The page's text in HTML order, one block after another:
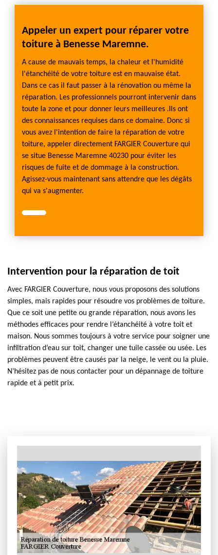
Appeler un expert pour réparer votre
toiture à Benesse Maremne.
A cause de mauvais temps, la chaleur et l'humidité
l'étanchéité de votre toiture est en mauvaise état.
Dans ce cas il faut passer à la rénovation ou même la
réparation. Les professionnels pourront intervenir dans
toute la zone et pour donner leurs meilleures .Ils ont
des connaissances requises dans ce domaine. Donc si
vous avez l'intention de faire la réparation de votre
toiture, appeler directement FARGIER Couverture qui
se situe Benesse Maremne 40230 pour éviter les
risques de fuite et de dommage à la construction.
Agissez-vous maintenant sans attendre que les dégâts
qui va s'augmenter.
Intervention pour la réparation de toit
Avec FARGIER Couverture, nous vous proposons des solutions
simples, mais rapides pour résoudre vos problèmes de toiture.
Que ce soit une petite ou grande réparation, nous avons les
méthodes efficaces pour rendre l’étanchéité à votre toit et
maison. Nous sommes toujours à votre service pour soigner une
infiltration d’eau sur toit, changer une tuile cassée ou usée. Les
problèmes peuvent être causés par la neige, le vent ou la pluie.
N’hésitez pas de nous contacter pour un dépannage de toiture
rapide et à petit prix.